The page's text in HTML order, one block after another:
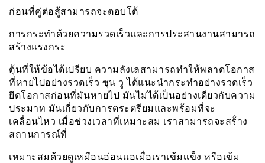
ก่อนที่คู่ต่อสู้สามารถจะตอบโต้
การกระทำด้วยความรวดเร็วและการประสานงานสามารถ
สร้างแรงกระ
ตุ้นที่ให้ข้อได้เปรียบ ความลังเลสามารถทำให้พลาดโอกาส
ที่หายไปอย่างรวดเร็ว ซุน วู ได้แนะนำกระทำอย่างรวดเร็ว
ยึดโอกาสก่อนที่มันหายไป มันไม่ได้เป็นอย่างเดียวกับความ
ประมาท มันเกี่ยวกับการตระตรียมและพร้อมที่จะ
เคลื่อนไหว เมื่อช่วงเวลาที่เหมาะสม เราสามารถจะสร้่าง
สถานการณ์ที่
เหมาะสมด้วยดูเหมือนอ่อนเเอเมื่อเราเข้มเเข็ง หรือเข้ม